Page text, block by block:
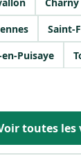
Saint-
Puisaye
toutes les